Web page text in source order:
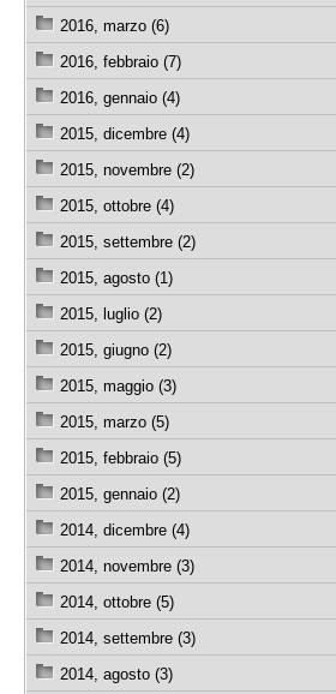
2016, marzo (6)
2016, febbraio (7)
2016, gennaio (4)
2015, dicembre (4)
2015, novembre (2)
2015, ottobre (4)
2015, settembre (2)
2015, agosto (1)
2015, luglio (2)
2015, giugno (2)
2015, maggio (3)
2015, marzo (5)
2015, febbraio (5)
2015, gennaio (2)
2014, dicembre (4)
2014, novembre (3)
2014, ottobre (5)
2014, settembre (3)
2014, agosto (3)